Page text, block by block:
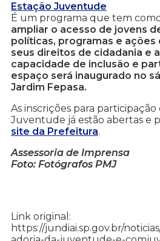
Estação Juventude
É um programa que tem
ampliar o acesso de jovens
políticas, programas e ações
seus direitos de cidadania e
capacidade de inclusão e
espaço será inaugurado no
Jardim Fepasa.
As inscrições para participação
Juventude já estão abertas e
site da Prefeitura.
Assessoria de Imprensa
Foto: Fotógrafos PMJ
Link original:
https://jundiai.sp.gov.br/